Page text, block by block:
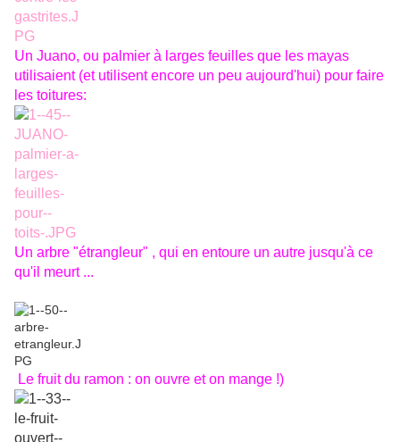
Un Juano, ou palmier à larges feuilles que les mayas
utilisaient (et utilisent encore un peu aujourd'hui) pour faire
les toitures:
Un arbre "étrangleur" , qui en entoure un autre jusqu'à ce
qu'il meurt ...
Le fruit du ramon : on ouvre et on mange !)